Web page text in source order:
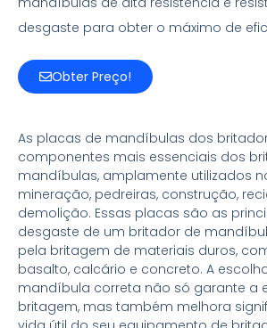
desgaste para obter o máximo de
Obter Preço!
As placas de mandíbulas dos
componentes mais essenciais dos
mandíbulas, amplamente utilizados
mineração, pedreiras, construção,
demolição. Essas placas são as
desgaste de um britador de
pela britagem de materiais duros,
basalto, calcário e concreto. A
mandíbula correta não só garante a
britagem, mas também melhora